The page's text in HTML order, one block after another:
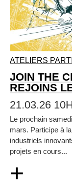
ATELIERS
JOIN THE
REJOINS
21.03.26
Le prochain
mars. Participe à
industriels
projets en cours...
+